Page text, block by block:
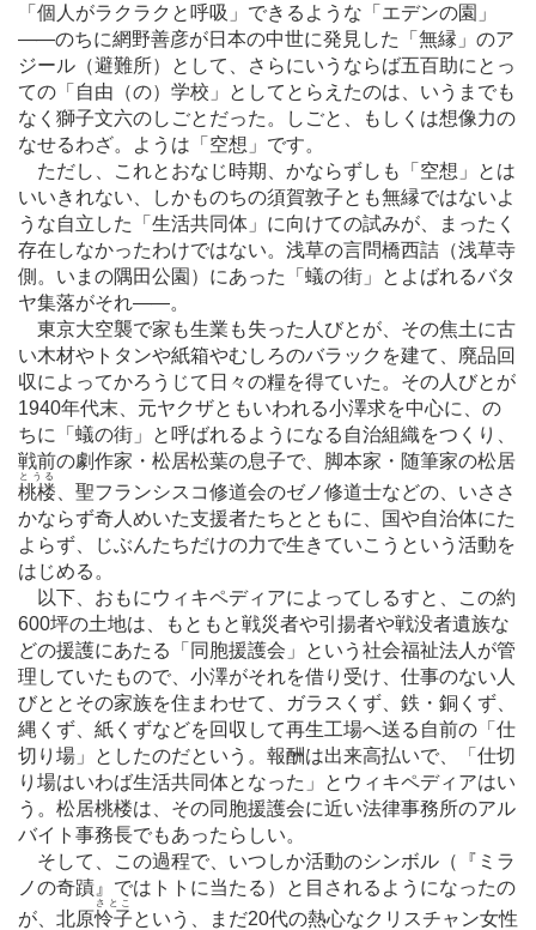
「個人がラクラクと呼吸」できるような「エデンの園」
――のちに網野善彦が日本の中世に発見した「無縁」のア
ジール（避難所）として、さらにいうならば五百助にとっ
ての「自由（の）学校」としてとらえたのは、いうまでも
なく獅子文六のしごとだった。しごと、もしくは想像力の
なせるわざ。ようは「空想」です。
ただし、これとおなじ時期、かならずしも「空想」とは
いいきれない、しかものちの須賀敦子とも無縁ではないよ
うな自立した「生活共同体」に向けての試みが、まったく
存在しなかったわけではない。浅草の言問橋西詰（浅草寺
側。いまの隅田公園）にあった「蟻の街」とよばれるバタ
ヤ集落がそれ――。
東京大空襲で家も生業も失った人びとが、その焦土に古
い木材やトタンや紙箱やむしろのバラックを建て、廃品回
収によってかろうじて日々の糧を得ていた。その人びとが
1940年代末、元ヤクザともいわれる小澤求を中心に、の
ちに「蟻の街」と呼ばれるようになる自治組織をつくり、
戦前の劇作家・松居松葉の息子で、脚本家・随筆家の松居
桃楼
とうる
、聖フランシスコ修道会のゼノ修道士などの、いささ
かならず奇人めいた支援者たちとともに、国や自治体にた
よらず、じぶんたちだけの力で生きていこうという活動を
はじめる。
以下、おもにウィキペディアによってしるすと、この約
600坪の土地は、もともと戦災者や引揚者や戦没者遺族な
どの援護にあたる「同胞援護会」という社会福祉法人が管
理していたもので、小澤がそれを借り受け、仕事のない人
びととその家族を住まわせて、ガラスくず、鉄・銅くず、
縄くず、紙くずなどを回収して再生工場へ送る自前の「仕
切り場」としたのだという。報酬は出来高払いで、「仕切
り場はいわば生活共同体となった」とウィキペディアはい
う。松居桃楼は、その同胞援護会に近い法律事務所のアル
バイト事務長でもあったらしい。
そして、この過程で、いつしか活動のシンボル（『ミラ
ノの奇蹟』ではトトに当たる）と目されるようになったの
が、北原怜子
さとこ
という、まだ20代の熱心なクリスチャン女性